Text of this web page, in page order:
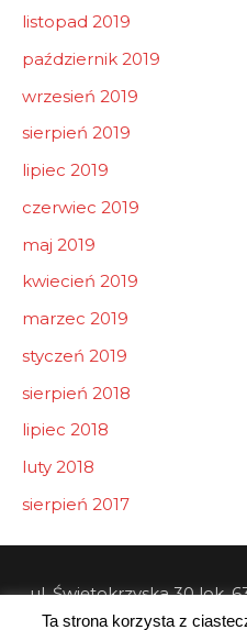
listopad 2019
październik 2019
wrzesień 2019
sierpień 2019
lipiec 2019
czerwiec 2019
maj 2019
kwiecień 2019
marzec 2019
styczeń 2019
sierpień 2018
lipiec 2018
luty 2018
sierpień 2017
ul. Świętokrzyska 30 lok.
info@pw-
Ta strona korzysta z